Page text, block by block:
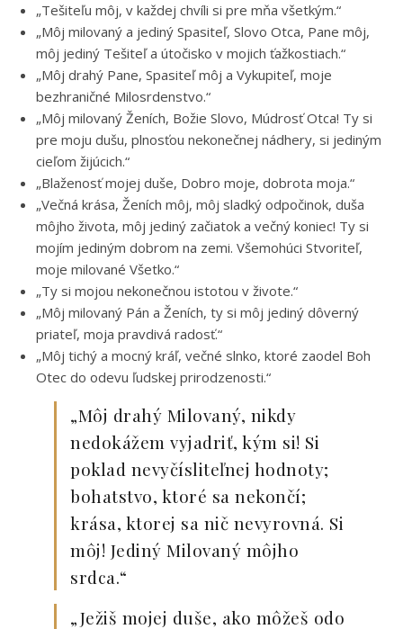
„Tešiteľu môj, v každej chvíli si pre mňa všetkým.“
„Môj milovaný a jediný Spasiteľ, Slovo Otca, Pane môj,
môj jediný Tešiteľ a útočisko v mojich ťažkostiach.“
„Môj drahý Pane, Spasiteľ môj a Vykupiteľ, moje
bezhraničné Milosrdenstvo.“
„Môj milovaný Ženích, Božie Slovo, Múdrosť Otca! Ty si
pre moju dušu, plnosťou nekonečnej nádhery, si jediným
cieľom žijúcich.“
„Blaženosť mojej duše, Dobro moje, dobrota moja.“
„Večná krása, Ženích môj, môj sladký odpočinok, duša
môjho života, môj jediný začiatok a večný koniec! Ty si
mojím jediným dobrom na zemi. Všemohúci Stvoriteľ,
moje milované Všetko.“
„Ty si mojou nekonečnou istotou v živote.“
„Môj milovaný Pán a Ženích, ty si môj jediný dôverný
priateľ, moja pravdivá radosť.“
„Môj tichý a mocný kráľ, večné slnko, ktoré zaodel Boh
Otec do odevu ľudskej prirodzenosti.“
„Môj drahý Milovaný, nikdy
nedokážem vyjadriť, kým si! Si
poklad nevyčísliteľnej hodnoty;
bohatstvo, ktoré sa nekončí;
krása, ktorej sa nič nevyrovná. Si
môj! Jediný Milovaný môjho
srdca.“
„Ježiš mojej duše, ako môžeš odo